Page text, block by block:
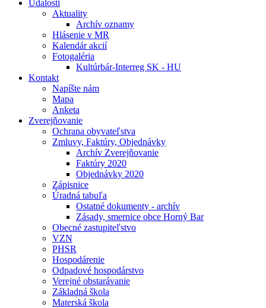
Udalosti
Aktuality
Archív oznamy
Hlásenie v MR
Kalendár akcií
Fotogaléria
Kultúrbár-Interreg SK - HU
Kontakt
Napíšte nám
Mapa
Anketa
Zverejňovanie
Ochrana obyvateľstva
Zmluvy, Faktúry, Objednávky
Archív Zverejňovanie
Faktúry 2020
Objednávky 2020
Zápisnice
Úradná tabuľa
Ostatné dokumenty - archív
Zásady, smernice obce Horný Bar
Obecné zastupiteľstvo
VZN
PHSR
Hospodárenie
Odpadové hospodárstvo
Verejné obstarávanie
Základná škola
Materská škola